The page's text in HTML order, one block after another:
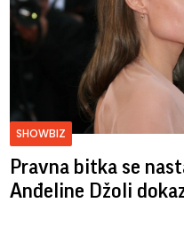
SHOWBIZ
Pravna bitka se
Anđeline Džoli